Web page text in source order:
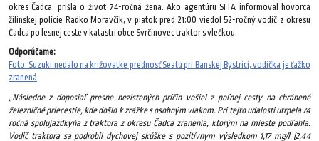
okres Čadca, prišla o život 74-ročná žena. Ako agentúru SITA informoval hovorca
žilinskej polície Radko Moravčík, v piatok pred 21:00 viedol 52-ročný vodič z okresu
Čadca po lesnej ceste v katastri obce Svrčinovec traktor s vlečkou.
Odporúčame:
Foto: Suzuki nedalo na križovatke prednosť Seatu pri Banskej Bystrici, vodička je ťažko
zranená
„Následne z doposiaľ presne nezistených príčin vošiel z poľnej cesty na chránené
železničné priecestie, kde došlo k zrážke s osobným vlakom. Pri tejto udalosti utrpela 74
ročná spolujazdkyňa z traktora z okresu Čadca zranenia, ktorým na mieste podľahla.
Vodič traktora sa podrobil dychovej skúške s pozitívnym výsledkom 1,17 mg/l (2,44